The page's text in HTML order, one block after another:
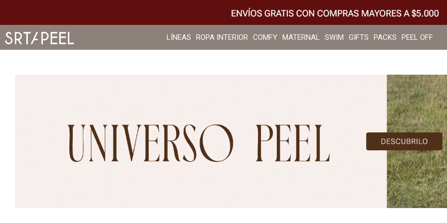
LÍNEAS ROPA INTERIOR COMFY MATERNAL SWIM GIFTS PACKS PEEL OFF